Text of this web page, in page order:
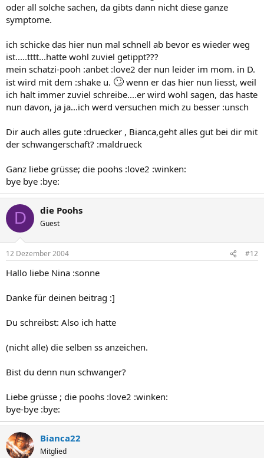
oder all solche sachen, da gibts dann nicht diese ganze
symptome.
ich schicke das hier nun mal schnell ab bevor es wieder weg
ist.....tttt...hatte wohl zuviel getippt???
mein schatzi-pooh :anbet :love2 der nun leider im mom. in D.
ist wird mit dem :shake u. 🙄 wenn er das hier nun liesst, weil
ich halt immer zuviel schreibe....er wird wohl sagen, das haste
nun davon, ja ja...ich werd versuchen mich zu besser :unsch
Dir auch alles gute :druecker , Bianca,geht alles gut bei dir mit
der schwangerschaft? :maldrueck
Ganz liebe grüsse; die poohs :love2 :winken:
bye bye :bye:
D die Poohs
Guest
12 Dezember 2004 #12
Hallo liebe Nina :sonne
Danke für deinen beitrag :]
Du schreibst: Also ich hatte
(nicht alle) die selben ss anzeichen.
Bist du denn nun schwanger?
Liebe grüsse ; die poohs :love2 :winken:
bye-bye :bye:
Bianca22
Mitglied